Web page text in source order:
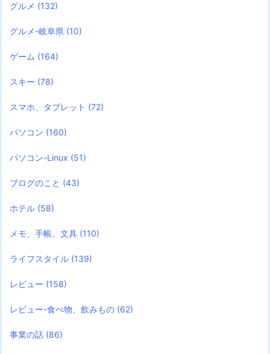
グルメ (132)
グルメ-岐阜県 (10)
ゲーム (164)
スキー (78)
スマホ、タブレット (72)
パソコン (160)
パソコン-Linux (51)
ブログのこと (43)
ホテル (58)
メモ、手帳、文具 (110)
ライフスタイル (139)
レビュー (158)
レビュー-食べ物、飲みもの (62)
事業の話 (86)